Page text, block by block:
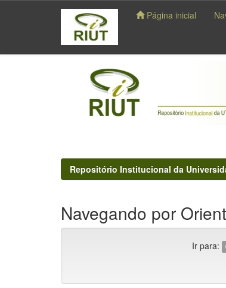
navigation
Página inicial
Repositório Institucional da
Navegando por
Ir para: